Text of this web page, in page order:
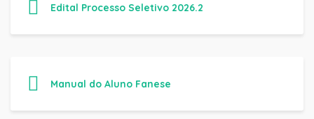
Edital Processo Seletivo 2026.2
Manual do Aluno Fanese